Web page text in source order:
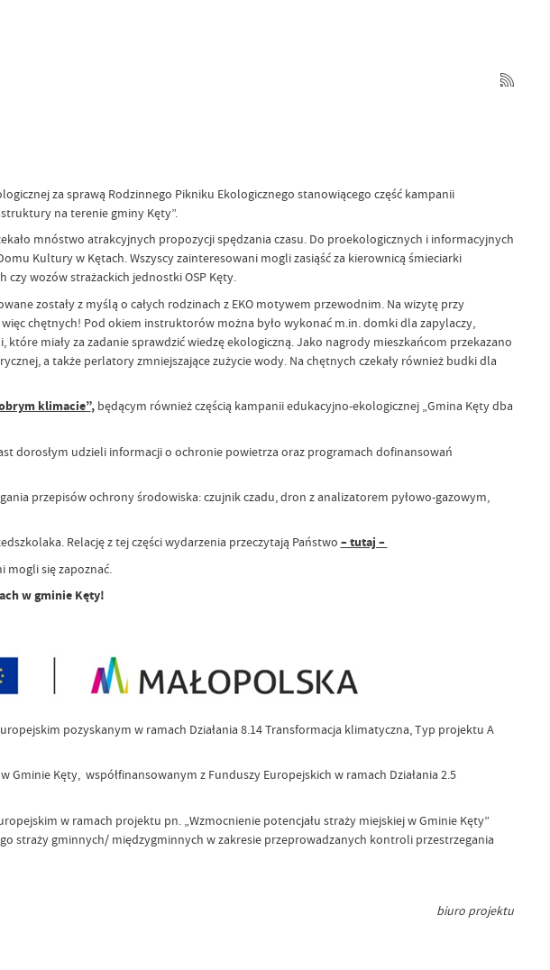
za sprawą Rodzinnego Pikniku Ekologicznego stanowiącego część kampanii
na terenie gminy Kęty”.
mnóstwo atrakcyjnych propozycji spędzania czasu. Do proekologicznych i informacyjnych
Kultury w Kętach. Wszyscy zainteresowani mogli zasiąść za kierownicą śmieciarki
wozów strażackich jednostki OSP Kęty.
zostały z myślą o całych rodzinach z EKO motywem przewodnim. Na wizytę przy
chętnych! Pod okiem instruktorów można było wykonać m.in. domki dla zapylaczy,
miały za zadanie sprawdzić wiedzę ekologiczną. Jako nagrody mieszkańcom przekazano
a także perlatory zmniejszające zużycie wody. Na chętnych czekały również budki dla
klimacie”,będącym również częścią kampanii edukacyjno-ekologicznej „Gmina Kęty dba
dorosłym udzieli informacji o ochronie powietrza oraz programach dofinansowań
przepisów ochrony środowiska: czujnik czadu, dron z analizatorem pyłowo-gazowym,
Relację z tej części wydarzenia przeczytają Państwo – tutaj –
mogli się zapoznać.
w gminie Kęty!
pozyskanym w ramach Działania 8.14 Transformacja klimatyczna, Typ projektu A
Kęty, współfinansowanym z Funduszy Europejskich w ramach Działania 2.5
w ramach projektu pn. „Wzmocnienie potencjału straży miejskiej w Gminie Kęty”
straży gminnych/ międzygminnych w zakresie przeprowadzanych kontroli przestrzegania
biuro projektu